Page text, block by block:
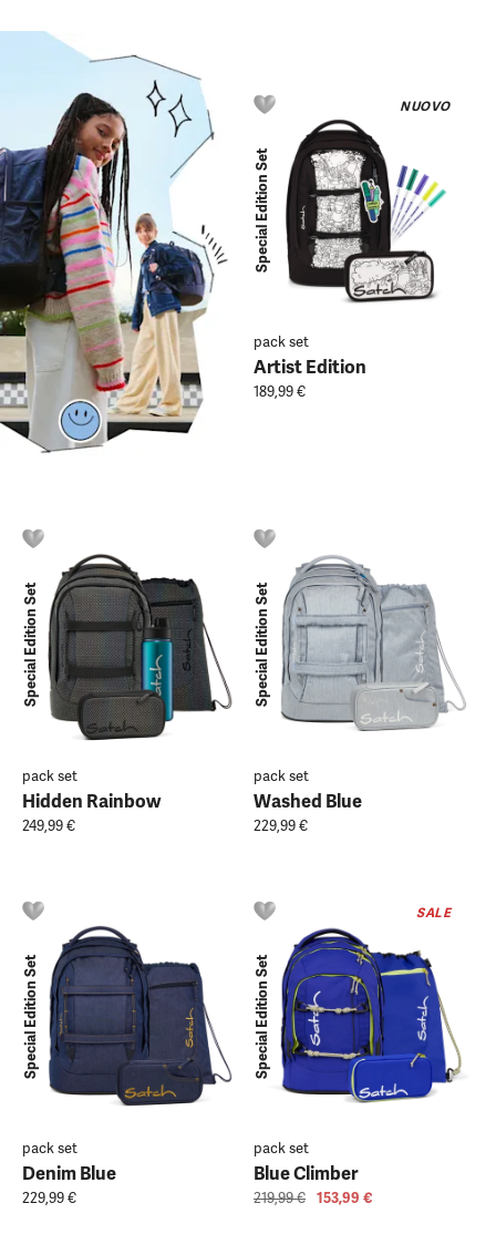
NUOVO
Special Edition Set
pack set
Artist Edition
189,99 €
Special Edition Set
pack set
Hidden Rainbow
249,99 €
Special Edition Set
pack set
Washed Blue
229,99 €
Special Edition Set
pack set
Denim Blue
229,99 €
SALE
Special Edition Set
pack set
Blue Climber
219,99 € 153,99 €